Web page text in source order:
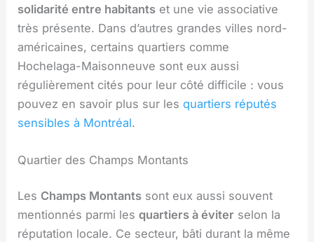
solidarité entre habitants et une vie associative
très présente. Dans d’autres grandes villes nord-
américaines, certains quartiers comme
Hochelaga-Maisonneuve sont eux aussi
régulièrement cités pour leur côté difficile : vous
pouvez en savoir plus sur lesquartiers réputés
sensibles à Montréal.
Quartier des Champs Montants
Les Champs Montants sont eux aussi souvent
mentionnés parmi lesquartiers à éviter selon la
réputation locale. Ce secteur, bâti durant la même